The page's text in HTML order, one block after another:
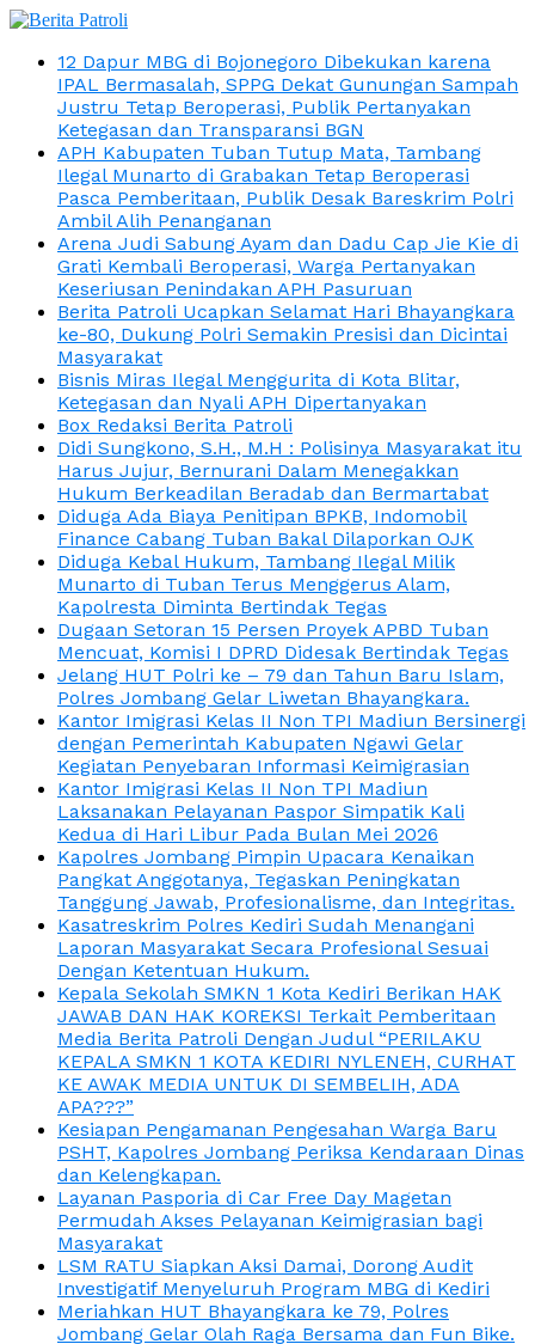
12 Dapur MBG di Bojonegoro Dibekukan karena
IPAL Bermasalah, SPPG Dekat Gunungan Sampah
Justru Tetap Beroperasi, Publik Pertanyakan
Ketegasan dan Transparansi BGN
APH Kabupaten Tuban Tutup Mata, Tambang
Ilegal Munarto di Grabakan Tetap Beroperasi
Pasca Pemberitaan, Publik Desak Bareskrim Polri
Ambil Alih Penanganan
Arena Judi Sabung Ayam dan Dadu Cap Jie Kie di
Grati Kembali Beroperasi, Warga Pertanyakan
Keseriusan Penindakan APH Pasuruan
Berita Patroli Ucapkan Selamat Hari Bhayangkara
ke-80, Dukung Polri Semakin Presisi dan Dicintai
Masyarakat
Bisnis Miras Ilegal Menggurita di Kota Blitar,
Ketegasan dan Nyali APH Dipertanyakan
Box Redaksi Berita Patroli
Didi Sungkono, S.H., M.H : Polisinya Masyarakat itu
Harus Jujur, Bernurani Dalam Menegakkan
Hukum Berkeadilan Beradab dan Bermartabat
Diduga Ada Biaya Penitipan BPKB, Indomobil
Finance Cabang Tuban Bakal Dilaporkan OJK
Diduga Kebal Hukum, Tambang Ilegal Milik
Munarto di Tuban Terus Menggerus Alam,
Kapolresta Diminta Bertindak Tegas
Dugaan Setoran 15 Persen Proyek APBD Tuban
Mencuat, Komisi I DPRD Didesak Bertindak Tegas
Jelang HUT Polri ke – 79 dan Tahun Baru Islam,
Polres Jombang Gelar Liwetan Bhayangkara.
Kantor Imigrasi Kelas II Non TPI Madiun Bersinergi
dengan Pemerintah Kabupaten Ngawi Gelar
Kegiatan Penyebaran Informasi Keimigrasian
Kantor Imigrasi Kelas II Non TPI Madiun
Laksanakan Pelayanan Paspor Simpatik Kali
Kedua di Hari Libur Pada Bulan Mei 2026
Kapolres Jombang Pimpin Upacara Kenaikan
Pangkat Anggotanya, Tegaskan Peningkatan
Tanggung Jawab, Profesionalisme, dan Integritas.
Kasatreskrim Polres Kediri Sudah Menangani
Laporan Masyarakat Secara Profesional Sesuai
Dengan Ketentuan Hukum.
Kepala Sekolah SMKN 1 Kota Kediri Berikan HAK
JAWAB DAN HAK KOREKSI Terkait Pemberitaan
Media Berita Patroli Dengan Judul “PERILAKU
KEPALA SMKN 1 KOTA KEDIRI NYLENEH, CURHAT
KE AWAK MEDIA UNTUK DI SEMBELIH, ADA
APA???”
Kesiapan Pengamanan Pengesahan Warga Baru
PSHT, Kapolres Jombang Periksa Kendaraan Dinas
dan Kelengkapan.
Layanan Pasporia di Car Free Day Magetan
Permudah Akses Pelayanan Keimigrasian bagi
Masyarakat
LSM RATU Siapkan Aksi Damai, Dorong Audit
Investigatif Menyeluruh Program MBG di Kediri
Meriahkan HUT Bhayangkara ke 79, Polres
Jombang Gelar Olah Raga Bersama dan Fun Bike.